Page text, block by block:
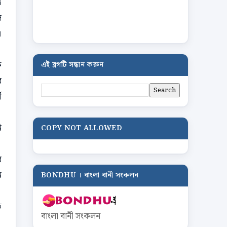
এই ব্লগটি সন্ধান করুন
COPY NOT ALLOWED
BONDHU । বাংলা বানী সংকলন
বাংলা বানী সংকলন